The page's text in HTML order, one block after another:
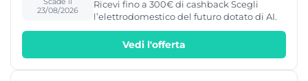
23/08/2026
Ricevi fino a 300€ di cashback Scegli
l’elettrodomestico del futuro dotato di AI.
Vedi l'offerta